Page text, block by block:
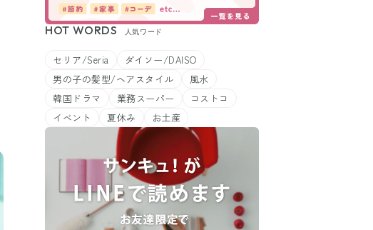
HOT WORDS 人気ワード
セリア/Seria
ダイソー/DAISO
男の子の髪型/ヘアスタイル
風水
韓国ドラマ
業務スーパー
コストコ
イベント
夏休み お土産